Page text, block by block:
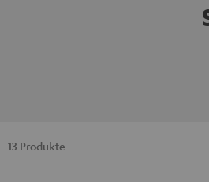
13 Produkte